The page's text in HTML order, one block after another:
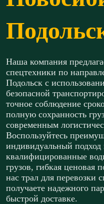
Наша компания
спецтехники по
Подольск с
безопасной
точное соблюдение
полную сохранность
современным
Воспользуйтесь
индивидуальный подход
квалифицированные
грузов, гибкая ценовая
нас трал для перевозки
получаете надежного
быстрой доставке.